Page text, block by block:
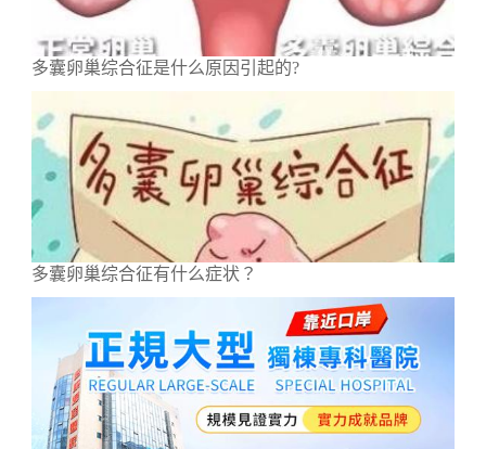
多囊卵巢综合征是什么原因引起的?
多囊卵巢综合征有什么症状？